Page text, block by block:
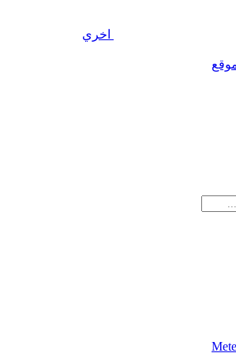
اخري